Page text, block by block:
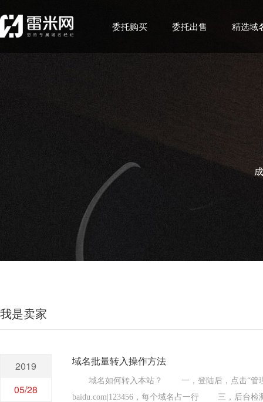
委托购买 委托出售 精选域
我是卖家
2019
05/28
域名批量转入操作方法
域名如何转入本站？ 一，登陆后，点击“管
baidu.com|123456，每个域名占一行 三，